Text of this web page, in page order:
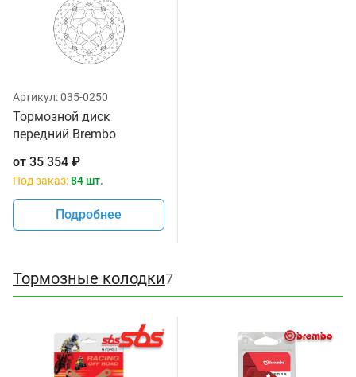
Артикул:035-0250
Тормозной диск
передний Brembo
от 35 354 ₽
Под заказ:84 шт.
Подробнее
Тормозные колодки7